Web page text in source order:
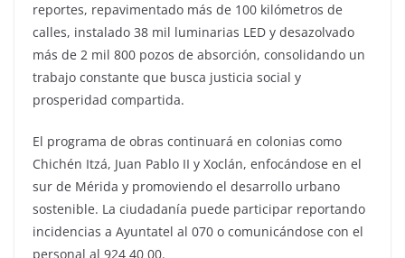
reportes, repavimentado más de 100 kilómetros de
calles, instalado 38 mil luminarias LED y desazolvado
más de 2 mil 800 pozos de absorción, consolidando un
trabajo constante que busca justicia social y
prosperidad compartida.
El programa de obras continuará en colonias como
Chichén Itzá, Juan Pablo II y Xoclán, enfocándose en el
sur de Mérida y promoviendo el desarrollo urbano
sostenible. La ciudadanía puede participar reportando
incidencias a Ayuntatel al 070 o comunicándose con el
personal al 924 40 00.